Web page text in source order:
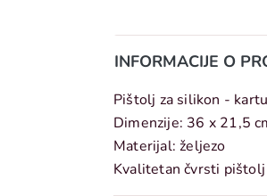
INFORMACIJE O
Pištolj za silikon -
Dimenzije: 36 x 21,5
Materijal: željezo
Kvalitetan čvrsti